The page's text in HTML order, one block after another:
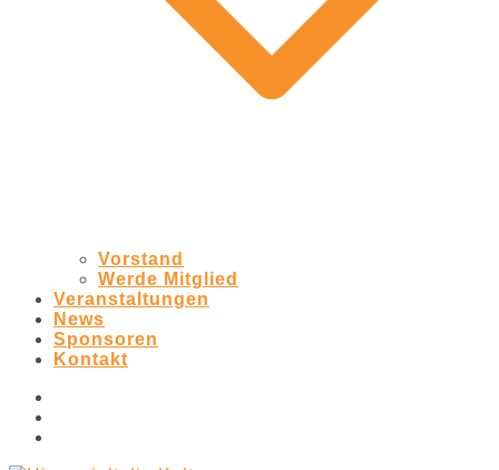
Vorstand
Werde Mitglied
Veranstaltungen
News
Sponsoren
Kontakt